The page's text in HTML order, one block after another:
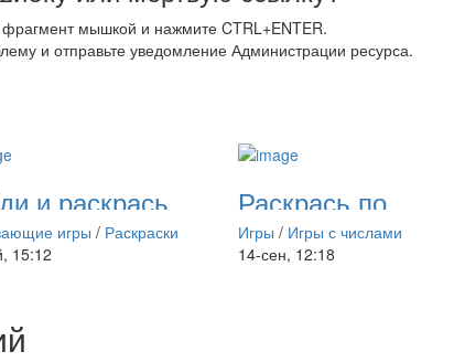
мышкой и нажмите CTRL+ENTER.
и отправьте уведомление Администрации ресурса.
и раскрась.
игры / Раскраски
15:12
Раскрась по
цифрам. Счёт до 4
Игры / Игры с числами
14-сен, 12:18